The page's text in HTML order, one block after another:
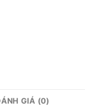
GIÁ (0)